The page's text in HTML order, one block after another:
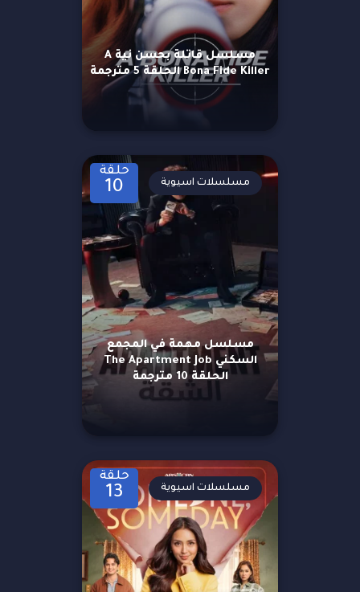
مسلسل قاتلة بحسن نية A
Bona Fide Killer الحلقة 5 مترجمة
حلقة
10
مسلسل مهمة في المجمع
السكني The Apartment Job
الحلقة 10 مترجمة
مسلسلات اسيوية
حلقة
13 مسلسلات اسيوية